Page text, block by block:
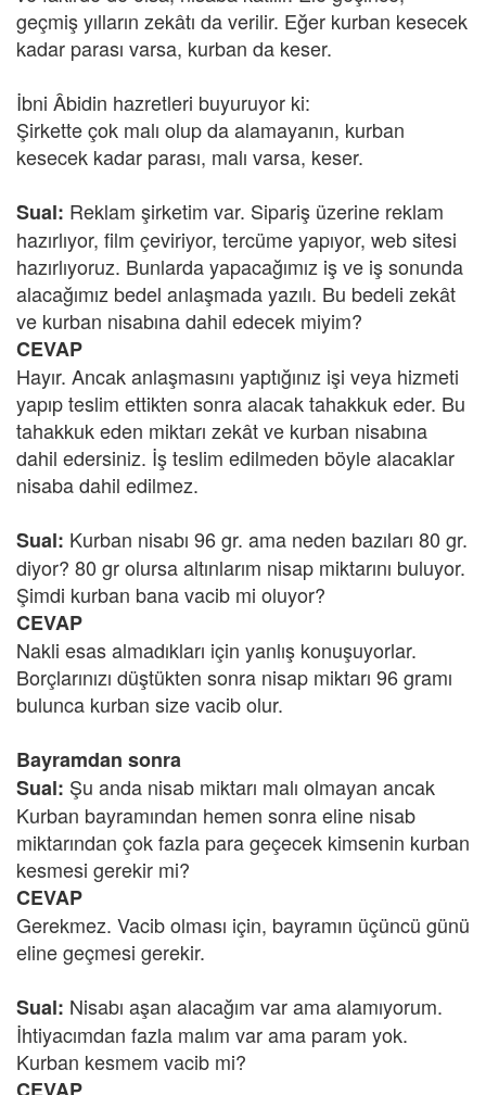
geçmiş yılların zekâtı da verilir. Eğer kurban kesecek
kadar parası varsa, kurban da keser.
İbni Âbidin hazretleri buyuruyor ki:
Şirkette çok malı olup da alamayanın, kurban
kesecek kadar parası, malı varsa, keser.
Sual: Reklam şirketim var. Sipariş üzerine reklam
hazırlıyor, film çeviriyor, tercüme yapıyor, web sitesi
hazırlıyoruz. Bunlarda yapacağımız iş ve iş sonunda
alacağımız bedel anlaşmada yazılı. Bu bedeli zekât
ve kurban nisabına dahil edecek miyim?
CEVAP
Hayır. Ancak anlaşmasını yaptığınız işi veya hizmeti
yapıp teslim ettikten sonra alacak tahakkuk eder. Bu
tahakkuk eden miktarı zekât ve kurban nisabına
dahil edersiniz. İş teslim edilmeden böyle alacaklar
nisaba dahil edilmez.
Sual: Kurban nisabı 96 gr. ama neden bazıları 80 gr.
diyor? 80 gr olursa altınlarım nisap miktarını buluyor.
Şimdi kurban bana vacib mi oluyor?
CEVAP
Nakli esas almadıkları için yanlış konuşuyorlar.
Borçlarınızı düştükten sonra nisap miktarı 96 gramı
bulunca kurban size vacib olur.
Bayramdan sonra
Sual: Şu anda nisab miktarı malı olmayan ancak
Kurban bayramından hemen sonra eline nisab
miktarından çok fazla para geçecek kimsenin kurban
kesmesi gerekir mi?
CEVAP
Gerekmez. Vacib olması için, bayramın üçüncü günü
eline geçmesi gerekir.
Sual: Nisabı aşan alacağım var ama alamıyorum.
İhtiyacımdan fazla malım var ama param yok.
Kurban kesmem vacib mi?